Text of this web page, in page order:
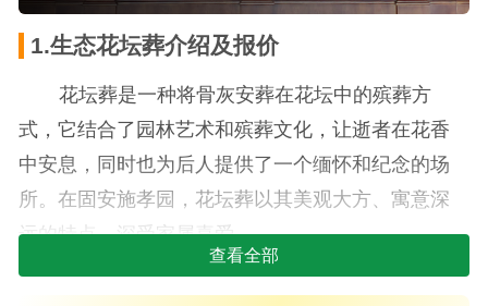
1.生态花坛葬介绍及报价
花坛葬是一种将骨灰安葬在花坛中的殡葬方
式，它结合了园林艺术和殡葬文化，让逝者在花香
中安息，同时也为后人提供了一个缅怀和纪念的场
所。在固安施孝园，花坛葬以其美观大方、寓意深
远的特点，深受家属喜爱。
仁堂苑花坛葬（经济型）：参考售价为5600
查看全部